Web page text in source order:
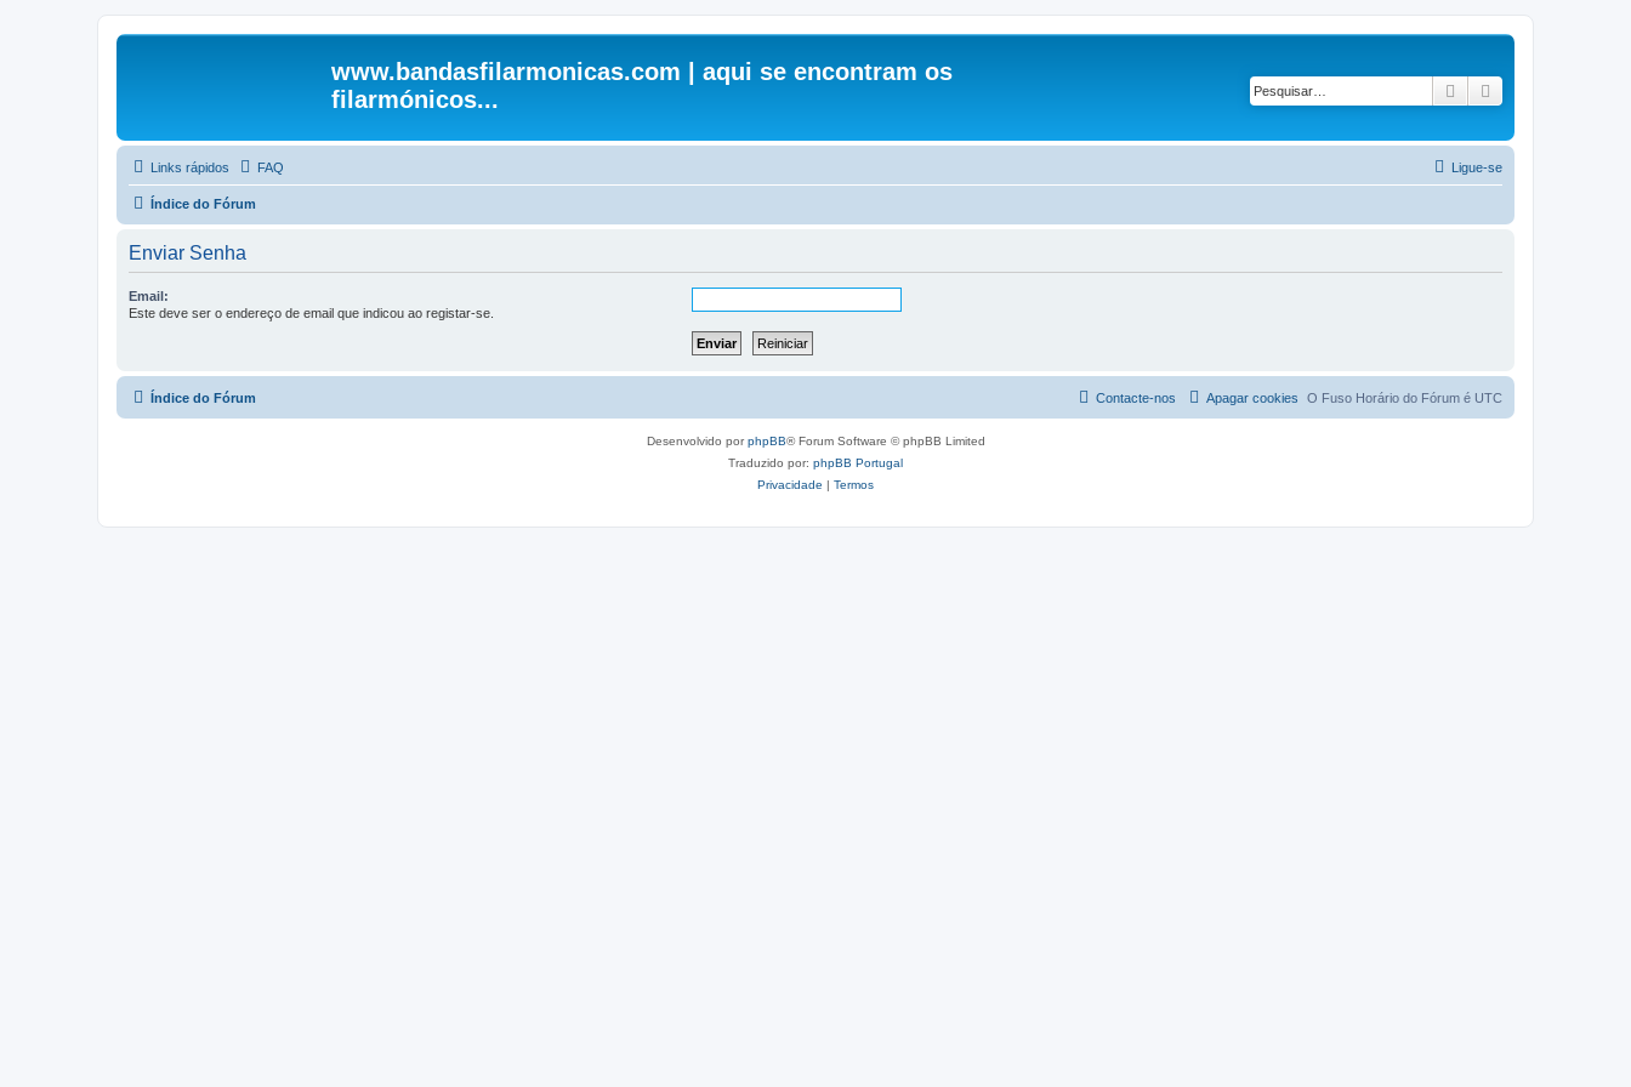
www.bandasfilarmonicas.com | aqui se encontram os
filarmónicos...
Pesquisar
Links rápidos FAQ Ligue-se
Índice do Fórum
Enviar Senha
Email:
Este deve ser o endereço de email que indicou ao registar-se.
Índice do Fórum O Fuso Horário do Fórum é UTC
Apagar cookies
Contacte-nos
Desenvolvido porphpBB® Forum Software © phpBB Limited
Traduzido por: phpBB Portugal
Privacidade | Termos